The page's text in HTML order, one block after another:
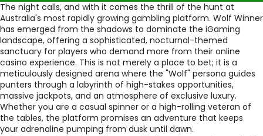
The night calls, and with it comes the thrill of the hunt at
Australia's most rapidly growing gambling platform. Wolf Winner
has emerged from the shadows to dominate the iGaming
landscape, offering a sophisticated, nocturnal-themed
sanctuary for players who demand more from their online
casino experience. This is not merely a place to bet; it is a
meticulously designed arena where the "Wolf" persona guides
punters through a labyrinth of high-stakes opportunities,
massive jackpots, and an atmosphere of exclusive luxury.
Whether you are a casual spinner or a high-rolling veteran of
the tables, the platform promises an adventure that keeps
your adrenaline pumping from dusk until dawn.